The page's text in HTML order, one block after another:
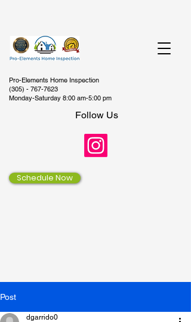
Pro-Elements Home Inspection
(305) - 767-7623
Monday-Saturday 8:00 am-5:00 pm
Follow Us
Schedule Now
Post
dgarrido0